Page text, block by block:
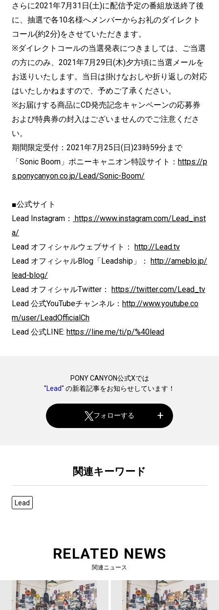
さらに2021年7月31日(土)に配信予定の番組放送終了後
に、抽選で各10名様へメンバーからお礼のダイレクト
コール(約2分)をさせていただきます。
※ダイレクトコールの当選発表につきましては、ご当選
の方にのみ、2021年7月29日(木)夕方頃に当選メールを
お送りいたします。当日は掛けなおしや折り返しの対応
はいたしかねますので、予めご了承ください。
※お届けする商品にCD発売記念キャンペーンの応募券
および特典券の封入はございませんのでご注意くださ
い。
期間限定受付：2021年7月25日(日)23時59分まで
「Sonic Boom」ポニーキャニオン特設サイト： https://p
s.ponycanyon.co.jp/Lead/Sonic-Boom/
■公式サイト
Lead Instagram： https://www.instagram.com/Lead_inst
a/
Lead オフィシャルウェブサイト： http://Lead.tv
Lead オフィシャルBlog「Leadship」： http://ameblo.jp/
lead-blog/
Lead オフィシャルTwitter： https://twitter.com/Lead_tv
Lead 公式YouTubeチャンネル： http://www.youtube.co
m/user/LeadOfficialCh
Lead 公式LINE: https://line.me/ti/p/%40lead
PONY CANYON公式Xでは
"Lead" の新着記事をお知らせしています！
フォローする
関連キーワード
Lead
RELATED NEWS
関連ニュース